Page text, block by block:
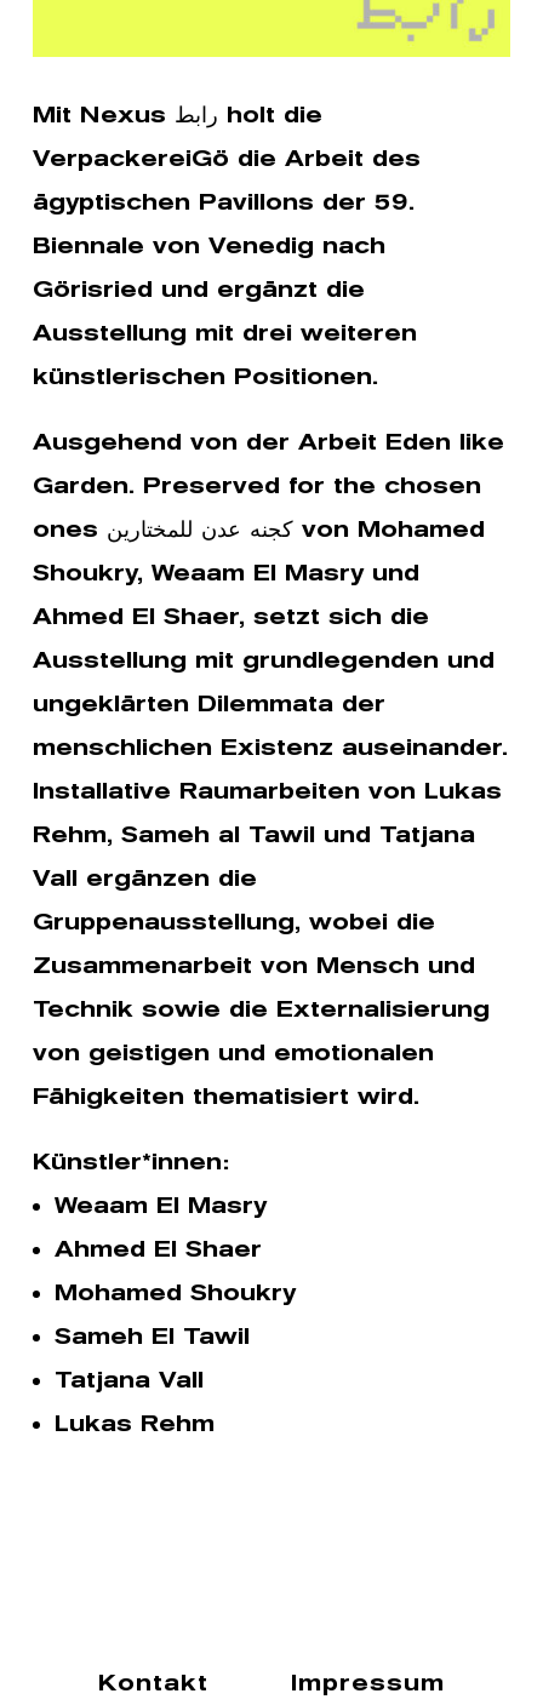
Mit Nexus رابط holt die
VerpackereiGö die Arbeit des
ägyptischen Pavillons der 59.
Biennale von Venedig nach
Görisried und ergänzt die
Ausstellung mit drei weiteren
künstlerischen Positionen.
Ausgehend von der Arbeit Eden like
Garden. Preserved for the chosen
ones كجنه عدن للمختارين von Mohamed
Shoukry, Weaam El Masry und
Ahmed El Shaer, setzt sich die
Ausstellung mit grundlegenden und
ungeklärten Dilemmata der
menschlichen Existenz auseinander.
Installative Raumarbeiten von Lukas
Rehm, Sameh al Tawil und Tatjana
Vall ergänzen die
Gruppenausstellung, wobei die
Zusammenarbeit von Mensch und
Technik sowie die Externalisierung
von geistigen und emotionalen
Fähigkeiten thematisiert wird.
Künstler*innen:
Weaam El Masry
Ahmed El Shaer
Mohamed Shoukry
Sameh El Tawil
Tatjana Vall
Lukas Rehm
Kontakt Impressum